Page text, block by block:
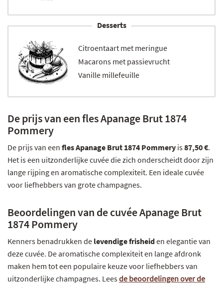
Desserts
Citroentaart met meringue
Macarons met passievrucht
Vanille millefeuille
De prijs van een fles Apanage Brut 1874
Pommery
De prijs van een fles Apanage Brut 1874 Pommery is87,50 €.
Het is een uitzonderlijke cuvée die zich onderscheidt door zijn
lange rijping en aromatische complexiteit. Een ideale cuvée
voor liefhebbers van grote champagnes.
Beoordelingen van de cuvée Apanage Brut
1874 Pommery
Kenners benadrukken de levendige frisheiden elegantie van
deze cuvée. De aromatische complexiteit en lange afdronk
maken hem tot een populaire keuze voor liefhebbers van
uitzonderlijke champagnes. Leesde beoordelingen over de